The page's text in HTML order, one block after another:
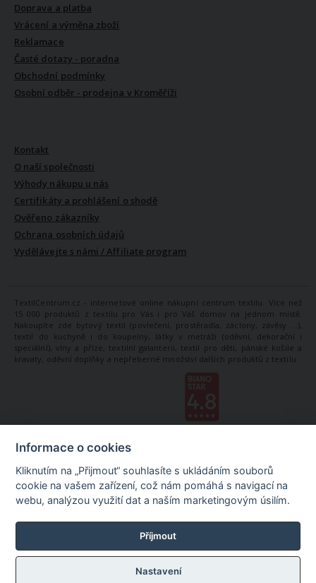
Doprava a platba
Vrácení a výměna zboží
Reklamace
Časté dotazy - poradna
Obchodní podmínky
Osobní odběr - prodejna v Kroměříži
Kontakt
O naší společnosti
Výhody nákupu u nás
Certifikáty a prohlášení o shodě
Ověřeno zákazníky
Ochrana osobních údajů
Vydělávejte s námi / Affiliate program
TextilCentrum.cz - internetové online nákupní centrum textilu. Více než
15 000 produktů z textilu pro Vás i pro Váš domov na jednom místě.
Nakoupíte zde bytový textil (povlečení, prostěradla, záclony, závěsy ...),
textil do kuchyně i do koupelny, látky v metráži (oděvní, dekorační i
speciální), vlny a příze, textilní galanterii, textil pro děti, pánské košile a
kravaty, oděvní doplňky a nepřeberné množství dalších produktů z textilu.
Informace o cookies
Kliknutím na „Přijmout“ souhlasíte s ukládáním souborů
cookie na vašem zařízení, což nám pomáhá s navigací na
webu, analýzou využití dat a naším marketingovým úsilím.
Příjmout
Nastavení